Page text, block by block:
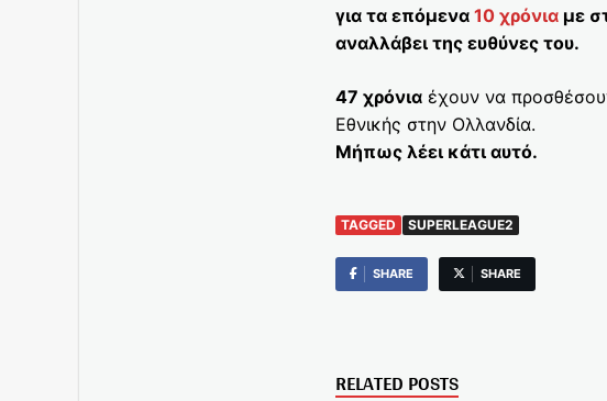
για τα επόμενα 10 χρόνιαμε
αναλλάβει της ευθύνες του.
47 χρόνιαέχουν να
Εθνικής στην Ολλανδία.
Μήπως λέει κάτι αυτό.
TAGGED SUPERLEAGUE2
SHARE SHARE
RELATED POSTS